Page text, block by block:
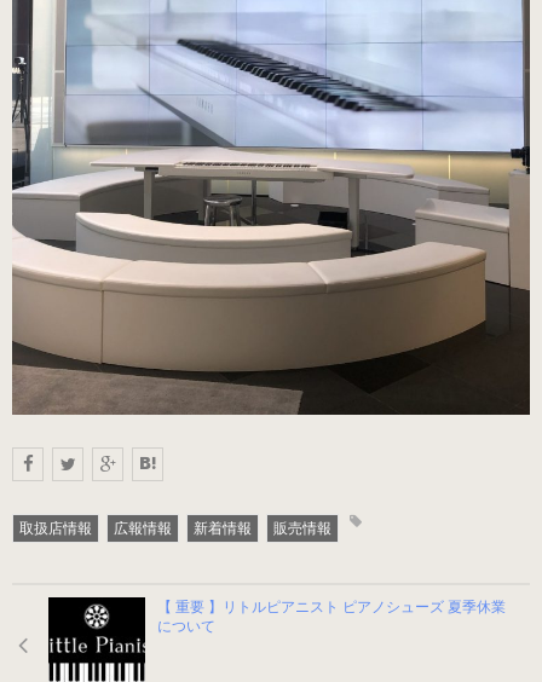
数量限定商品（22.0～25.0cm）
コンサート用（ヒール高6cm）
ブラック・エナメル
（22.0～25.5cm）
プラチナゴールド 数量限定モデル
（22.0～25.5cm）
パールシルバー
（22.0～25.5cm）
プロ用（ヒール高7.5cm）
オーロラブラック婦人用
キラ・シルバー婦人用
取扱店情報 広報情報 新着情報 販売情報
【 重要 】リトルピアニスト ピアノシューズ 夏季休業
について